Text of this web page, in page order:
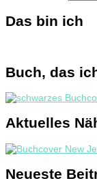
Das bin ich
Buch, das
Aktuelles
Neueste